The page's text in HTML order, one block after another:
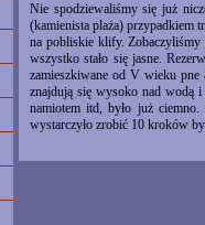
Nie spodziewaliśmy się już
(kamienista plaża) przypadkiem
na pobliskie klify. Zobaczyliśmy
wszystko stało się jasne.
zamieszkiwane od V wieku pne
znajdują się wysoko nad wodą i
namiotem itd, było już
wystarczyło zrobić 10 kroków